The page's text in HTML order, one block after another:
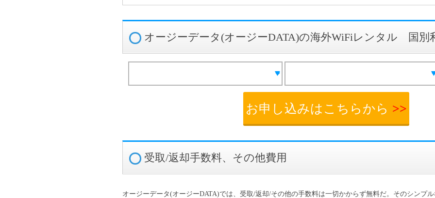
オージーデータ(オージーDATA)の海外WiFiレンタル 国別
お申し込みはこちらから >>
受取/返却手数料、その他費用
オージーデータ(オージーDATA)では、受取/返却/その他の手数料は一切かからず無料だ。そのシンプ